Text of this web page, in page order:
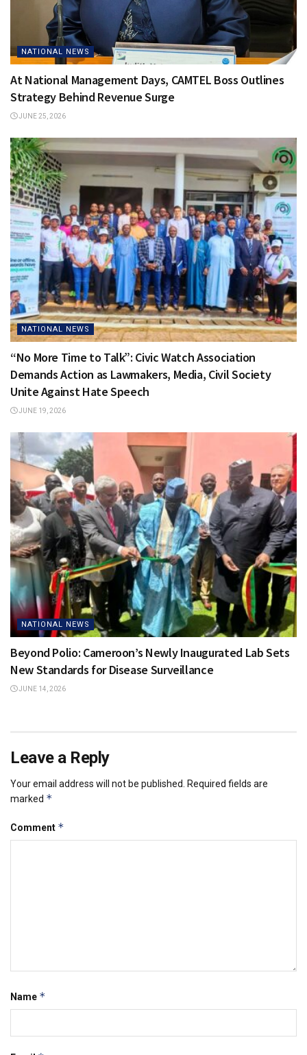
NATIONAL NEWS
At National Management Days, CAMTEL Boss Outlines
Strategy Behind Revenue Surge
JUNE 25, 2026
NATIONAL NEWS
“No More Time to Talk”: Civic Watch Association
Demands Action as Lawmakers, Media, Civil Society
Unite Against Hate Speech
JUNE 19, 2026
NATIONAL NEWS
Beyond Polio: Cameroon’s Newly Inaugurated Lab Sets
New Standards for Disease Surveillance
JUNE 14, 2026
Leave a Reply
Your email address will not be published. Required fields are
marked *
Comment *
Name *